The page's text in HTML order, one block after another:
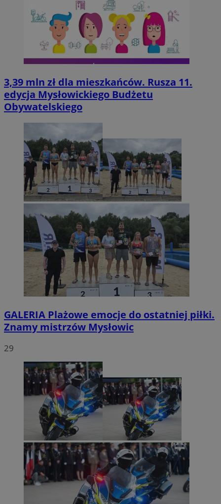
3,39 mln zł dla mieszkańców. Rusza 11.
edycja Mysłowickiego Budżetu
Obywatelskiego
GALERIA Plażowe emocje do ostatniej piłki.
Znamy mistrzów Mysłowic
29